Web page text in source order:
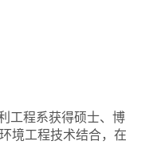
工程系获得硕士、博
境工程技术结合，在